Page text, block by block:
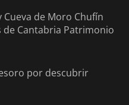
Cueva de Moro Chufín
de Cantabria Patrimonio
por descubrir